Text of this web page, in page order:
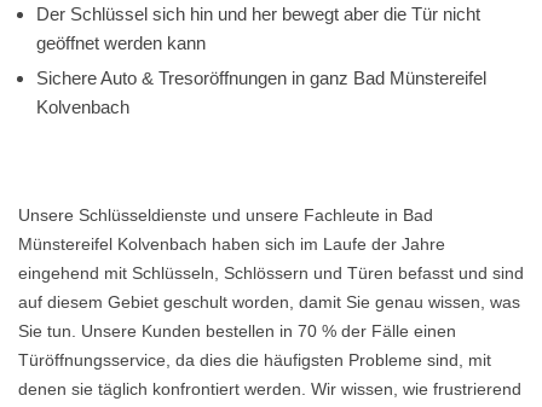
Der Schlüssel sich hin und her bewegt aber die Tür nicht
geöffnet werden kann
Sichere Auto & Tresoröffnungen in ganz Bad Münstereifel
Kolvenbach
Unsere Schlüsseldienste und unsere Fachleute in Bad
Münstereifel Kolvenbach haben sich im Laufe der Jahre
eingehend mit Schlüsseln, Schlössern und Türen befasst und sind
auf diesem Gebiet geschult worden, damit Sie genau wissen, was
Sie tun. Unsere Kunden bestellen in 70 % der Fälle einen
Türöffnungsservice, da dies die häufigsten Probleme sind, mit
denen sie täglich konfrontiert werden. Wir wissen, wie frustrierend